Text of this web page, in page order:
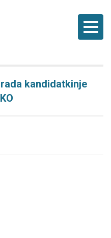
kandidatkinje